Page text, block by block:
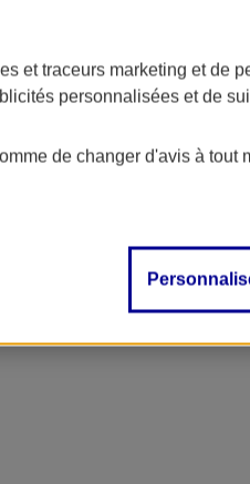
et traceurs marketing et de
personnalisées et de
de changer d'avis à tout